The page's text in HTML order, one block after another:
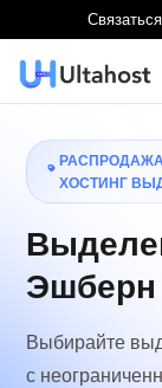
РАСПРОДАЖА
ХОСТИНГ
Эшберн
Выбирайте
с